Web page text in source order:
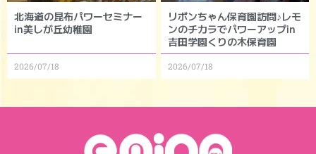
北海道の昆布パワーセミナー
in美しが丘幼稚園
2026/07/18
リボンちゃん保育園訪問♪レモ
ンのチカラでパワーアップin
吉田学園くりの木保育園
2026/07/18